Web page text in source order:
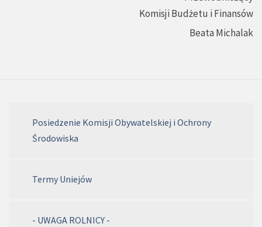
Komisji Budżetu i Finansów
Beata Michalak
Posiedzenie Komisji Obywatelskiej i Ochrony
Środowiska
Termy Uniejów
- UWAGA ROLNICY -